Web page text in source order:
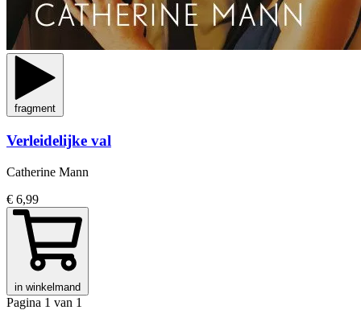
fragment
Verleidelijke val
Catherine Mann
€ 6,99
in winkelmand
Pagina 1 van 1